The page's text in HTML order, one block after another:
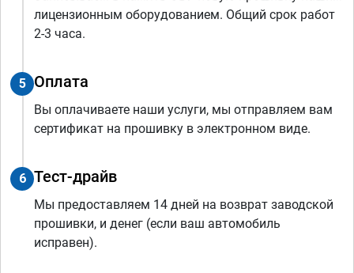
лицензионным оборудованием. Общий срок работ
2-3 часа.
5 Оплата
Вы оплачиваете наши услуги, мы отправляем вам
сертификат на прошивку в электронном виде.
6 Тест-драйв
Мы предоставляем 14 дней на возврат заводской
прошивки, и денег (если ваш автомобиль
исправен).